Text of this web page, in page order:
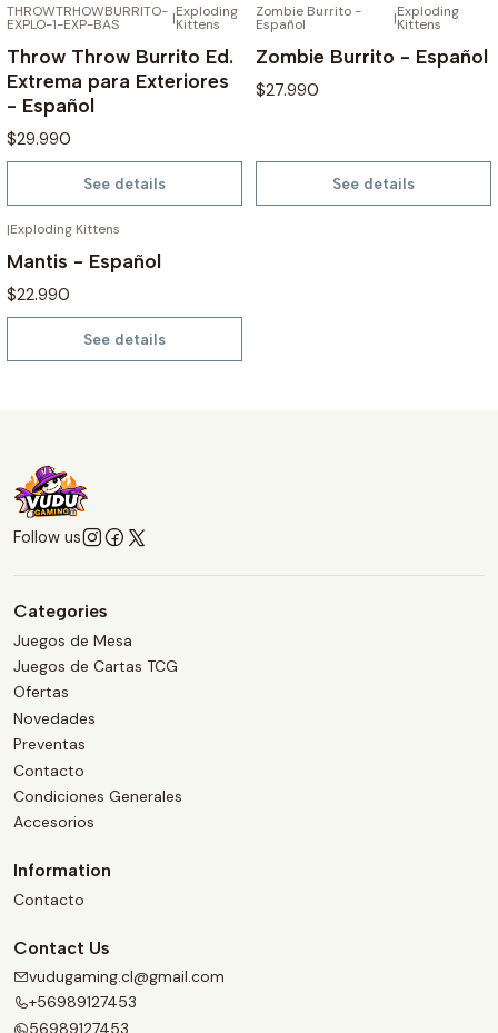
OUT OF STOCK
THROWTRHOWBURRITO-
EXPLO-1-EXP-BAS |Exploding
Kittens
Throw Throw Burrito Ed.
Extrema para Exteriores
- Español
$29.990
See details
OUT OF STOCK
Zombie Burrito -
Español |Exploding
Kittens
Zombie Burrito - Español
$27.990
See details
OUT OF STOCK
|Exploding Kittens
Mantis - Español
$22.990
See details
Follow us
Categories
Juegos de Mesa
Juegos de Cartas TCG
Ofertas
Novedades
Preventas
Contacto
Condiciones Generales
Accesorios
Information
Contacto
Contact Us
vudugaming.cl@gmail.com
+56989127453
56989127453